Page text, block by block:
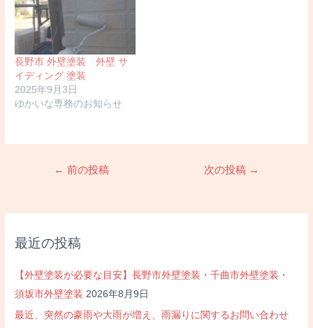
最近の投稿
【外壁塗装が必要な目安】長野市外壁塗装・千曲市外壁塗装・
須坂市外壁塗装 2026年8月9日
最近、突然の豪雨や大雨が増え、雨漏りに関するお問い合わせ
長野市 外壁塗装 外壁 サ
イディング 塗装
2025年9月3日
ゆかいな専務のお知らせ
ゲ
シ
ョ
← 前の投稿 次の投稿 →